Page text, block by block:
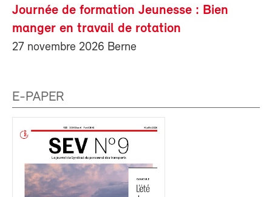
Journée de formation Jeunesse : Bien
manger en travail de rotation
27 novembre 2026 Berne
E-PAPER